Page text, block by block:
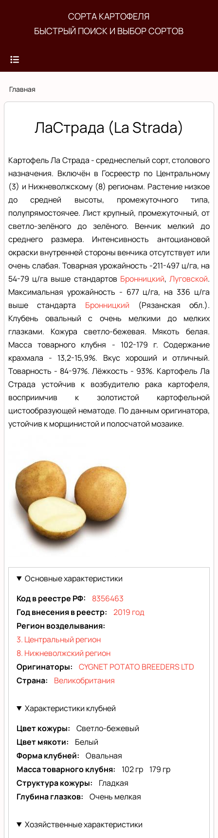
основному
СОРТА КАРТОФЕЛЯ
БЫСТРЫЙ ПОИСК И ВЫБОР СОРТОВ
Строка
Главная
ЛаСтрада (La Strada)
Картофель Ла Страда - среднеспелый сорт, столового
назначения. Включён в Госреестр по Центральному
(3) и Нижневолжскому (8) регионам. Растение низкое
до средней высоты, промежуточного типа,
полупрямостоячее. Лист крупный, промежуточный, от
светло-зелёного до зелёного. Венчик мелкий до
среднего размера. Интенсивность антоциановой
окраски внутренней стороны венчика отсутствует или
очень слабая. Товарная урожайность -211-497 ц/га, на
54-79 ц/га выше стандартов Бронницкий,Луговской.
Максимальная урожайность - 677 ц/га, на 336 ц/га
выше стандарта Бронницкий (Рязанская обл.).
Клубень овальный с очень мелкими до мелких
глазками. Кожура светло-бежевая. Мякоть белая.
Масса товарного клубня - 102-179 г. Содержание
крахмала - 13,2-15,9%. Вкус хороший и отличный.
Товарность - 84-97%. Лёжкость - 93%. Картофель Ла
Страда устойчив к возбудителю рака картофеля,
восприимчив к золотистой картофельной
цистообразующей нематоде. По данным оригинатора,
устойчив к морщинистой и полосчатой мозаике.
Страда
Strada)
Основные характеристики
Код в реестре РФ
8356463
Год внесения в реестр
2019 год
Регион возделывания
3. Центральный регион
8. Нижневолжский регион
Оригинаторы
CYGNET POTATO BREEDERS LTD
Страна
Великобритания
Характеристики клубней
Цвет кожуры
Светло-бежевый
Цвет мякоти
Белый
Форма клубней
Овальная
Масса товарного клубня
102 гр
179 гр
Структура кожуры
Гладкая
Глубина глазков
Очень мелкая
Хозяйственные характеристики